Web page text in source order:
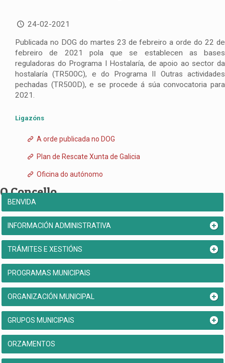
24-02-2021
Publicada no DOG do martes 23 de febreiro a orde do 22 de
febreiro de 2021 pola que se establecen as bases
reguladoras do Programa I Hostalaría, de apoio ao sector da
hostalaría (TR500C), e do Programa II Outras actividades
pechadas (TR500D), e se procede á súa convocatoria para
2021.
Ligazóns
A orde publicada no DOG
Plan de Rescate Xunta de Galicia
Oficina do autónomo
O Concello
BENVIDA
INFORMACIÓN ADMINISTRATIVA
TRÁMITES E XESTIÓNS
PROGRAMAS MUNICIPAIS
ORGANIZACIÓN MUNICIPAL
GRUPOS MUNICIPAIS
ORZAMENTOS